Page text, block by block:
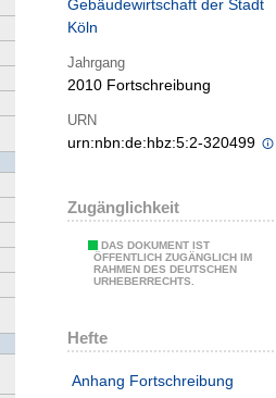
Gebäudewirtschaft der Stadt
Köln
Jahrgang
2010 Fortschreibung
URN
urn:nbn:de:hbz:5:2-320499
Zugänglichkeit
DAS DOKUMENT IST
ÖFFENTLICH ZUGÄNGLICH IM
RAHMEN DES DEUTSCHEN
URHEBERRECHTS.
Hefte
Anhang Fortschreibung